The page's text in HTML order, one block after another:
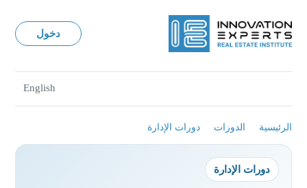
دخول
English
الرئيسية الدورات دورات الإدارة
دورات الإدارة